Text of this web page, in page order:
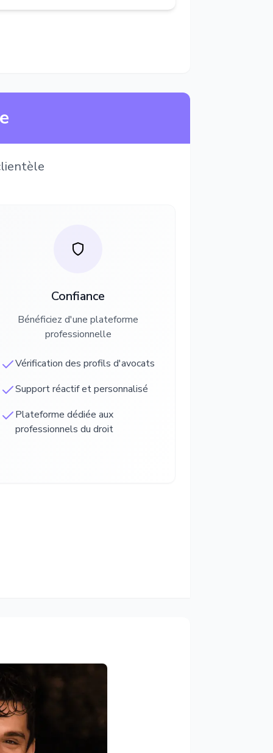
Confiance
Bénéficiez d'une plateforme
professionnelle
Vérification des profils d'avocats
Support réactif et personnalisé
Plateforme dédiée aux
professionnels du droit